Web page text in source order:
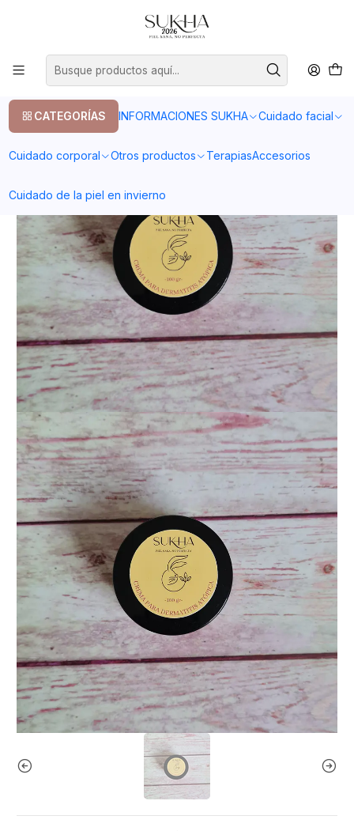
CATEGORÍAS INFORMACIONES SUKHA Cuidado facial
Cuidado corporal Otros productos TerapiasAccesorios
Cuidado de la piel en invierno
20% en tu primera compra con el codigo COMPRA1